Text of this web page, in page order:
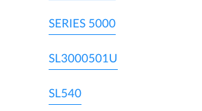
SERIES 5000
SL3000501U
SL540